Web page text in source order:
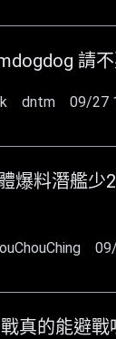
請
dntm 09/27
爆料潛艦少
真的能避戰